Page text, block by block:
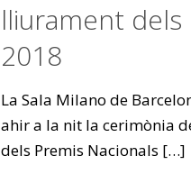
lliurament dels
2018
La Sala Milano de
ahir a la nit la cerimònia
dels Premis Nacionals […]